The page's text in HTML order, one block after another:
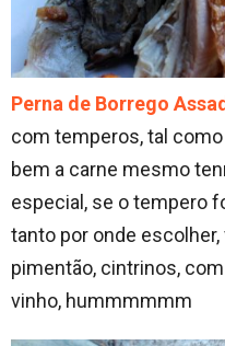
Perna de Borrego
com temperos, tal
bem a carne mesmo
especial, se o tempero
tanto por onde
pimentão, cintrinos,
vinho, hummmmmm